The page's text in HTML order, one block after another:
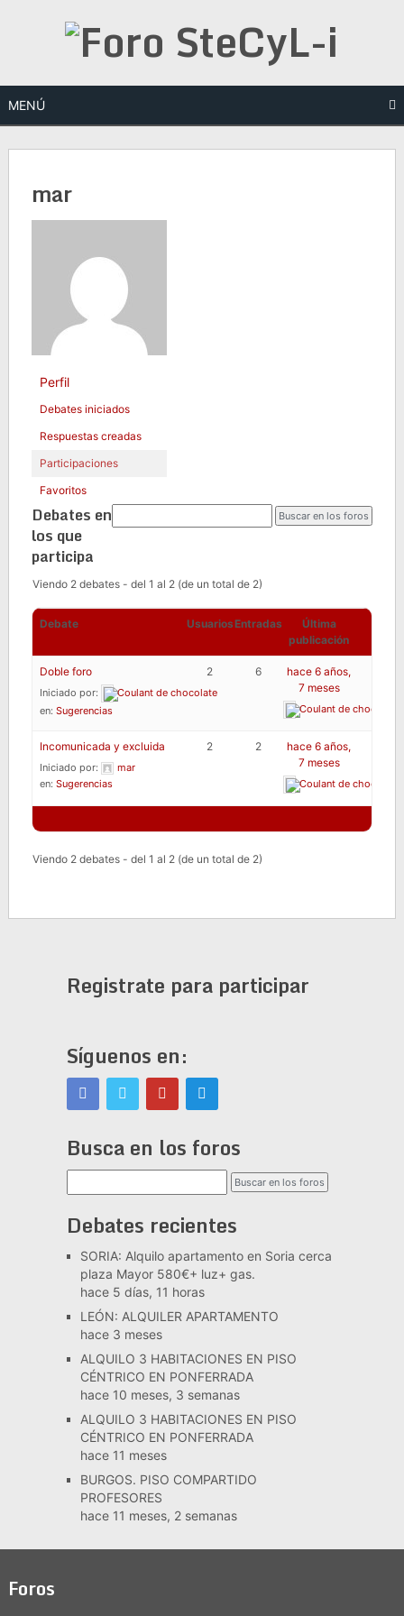
MENÚ
mar
Perfil
Debates iniciados
Respuestas creadas
Participaciones
Favoritos
Debates en
los que
participa
Viendo 2 debates - del 1 al 2 (de un total de 2)
Debate Usuarios Entradas
Última
publicación
Doble foro
Iniciado por:
Coulant de chocolate
en: Sugerencias
2 6
hace 6 años,
7 meses
Coulant de chocolate
Incomunicada y excluida
Iniciado por:
mar
en: Sugerencias
2 2
hace 6 años,
7 meses
Coulant de chocolate
Viendo 2 debates - del 1 al 2 (de un total de 2)
Registrate para participar
Síguenos en:
Busca en los foros
Debates recientes
SORIA: Alquilo apartamento en Soria cerca
plaza Mayor 580€+ luz+ gas.
hace 5 días, 11 horas
LEÓN: ALQUILER APARTAMENTO
hace 3 meses
ALQUILO 3 HABITACIONES EN PISO
CÉNTRICO EN PONFERRADA
hace 10 meses, 3 semanas
ALQUILO 3 HABITACIONES EN PISO
CÉNTRICO EN PONFERRADA
hace 11 meses
BURGOS. PISO COMPARTIDO
PROFESORES
hace 11 meses, 2 semanas
Foros